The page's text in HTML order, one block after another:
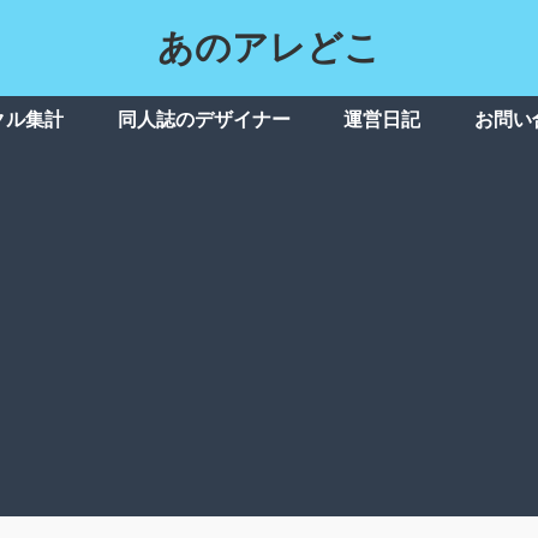
あのアレどこ
ル集計 同人誌のデザイナー 運営日記 お問い